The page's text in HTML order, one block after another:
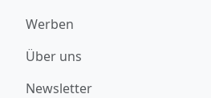
Werben
Über uns
Newsletter